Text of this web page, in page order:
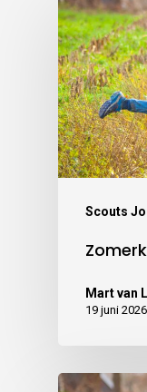
Scouts
Mart van
19 juni 2026